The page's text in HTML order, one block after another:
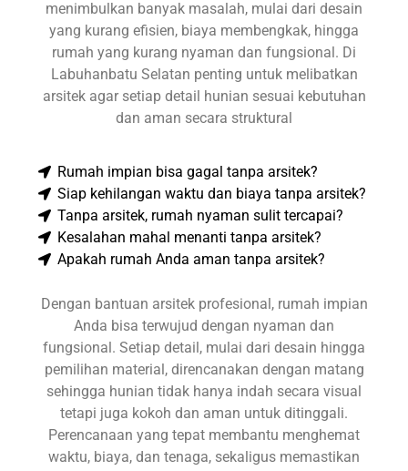
menimbulkan banyak masalah, mulai dari desain
yang kurang efisien, biaya membengkak, hingga
rumah yang kurang nyaman dan fungsional. Di
Labuhanbatu Selatan penting untuk melibatkan
arsitek agar setiap detail hunian sesuai kebutuhan
dan aman secara struktural
Rumah impian bisa gagal tanpa arsitek?
Siap kehilangan waktu dan biaya tanpa arsitek?
Tanpa arsitek, rumah nyaman sulit tercapai?
Kesalahan mahal menanti tanpa arsitek?
Apakah rumah Anda aman tanpa arsitek?
Dengan bantuan arsitek profesional, rumah impian
Anda bisa terwujud dengan nyaman dan
fungsional. Setiap detail, mulai dari desain hingga
pemilihan material, direncanakan dengan matang
sehingga hunian tidak hanya indah secara visual
tetapi juga kokoh dan aman untuk ditinggali.
Perencanaan yang tepat membantu menghemat
waktu, biaya, dan tenaga, sekaligus memastikan